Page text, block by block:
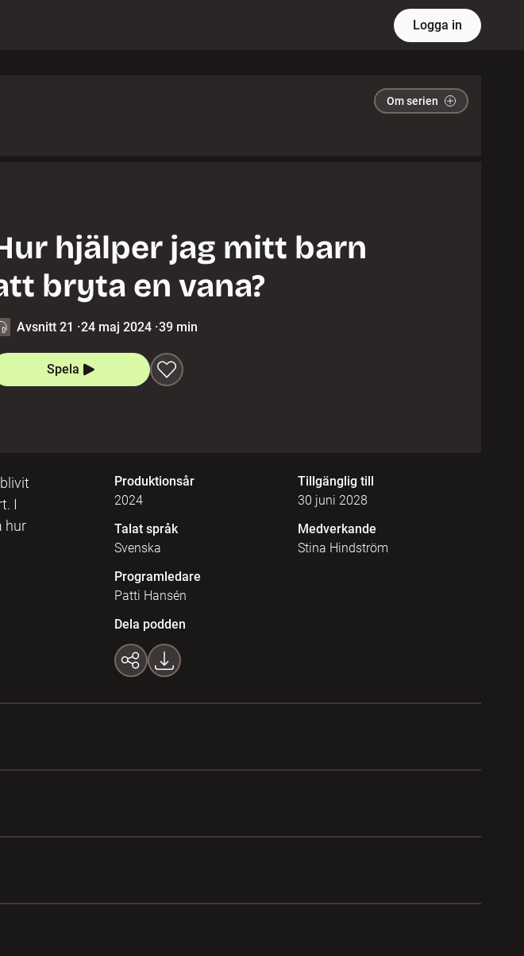
Logga in
Om serien
hjälper jag mitt barn
bryta en vana?
Avsnitt 21 ·24 maj 2024 ·39 min
Spela
I
hur
Produktionsår
2024
Tillgänglig till
30 juni 2028
Talat språk
Svenska
Medverkande
Stina Hindström
Programledare
Patti Hansén
Dela podden